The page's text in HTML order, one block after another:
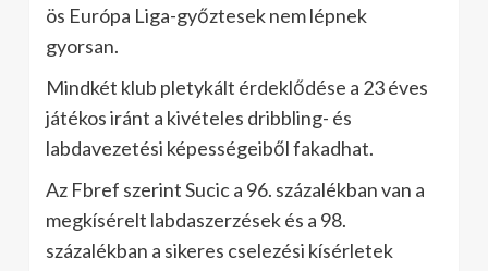
ös Európa Liga-győztesek nem lépnek
gyorsan.
Mindkét klub pletykált érdeklődése a 23 éves
játékos iránt a kivételes dribbling- és
labdavezetési képességeiből fakadhat.
Az Fbref szerint Sucic a 96. százalékban van a
megkísérelt labdaszerzések és a 98.
százalékban a sikeres cselezési kísérletek